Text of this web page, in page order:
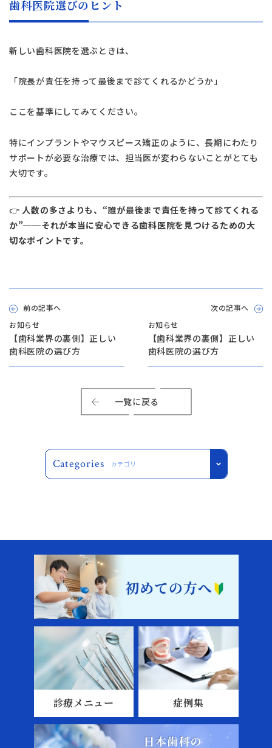
日本歯科札幌
月火水金土 10:00〜13:30 /
14:30〜18:00
静岡歯科
054-252-8148
月火水木金 10:00〜13:30 /
14:30〜18:00
Close
日本歯科豊平
日本歯科名古屋
静岡歯科
歯科医院選びのヒント
新しい歯科医院を選ぶときは、
「院長が責任を持って最後まで診てくれるかどうか」
ここを基準にしてみてください。
特にインプラントやマウスピース矯正のように、長期にわたり
サポートが必要な治療では、担当医が変わらないことがとても
大切です。
👉人数の多さよりも、“誰が最後まで責任を持って診てくれる
か”──それが本当に安心できる歯科医院を見つけるための大
切なポイントです。
前の記事へ
お知らせ
【歯科業界の裏側】正しい
歯科医院の選び方
一覧に戻る
次の記事へ
お知らせ
【歯科業界の裏側】正しい
歯科医院の選び方
Categories カテゴリ
診療メニュー 症例集